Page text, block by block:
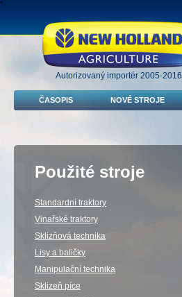
"
Autorizovaný importér 2005-2016
ČASOPIS NOVÉ STROJE
Použité stroje
Standardní traktory
Vinařské traktory
Sklizňová technika
Lisy a baličky
Manipulační technika
Sklizeň píce